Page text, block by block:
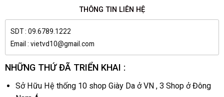
THÔNG TIN LIÊN HỆ
SDT : 09.6789.1222
Email : vietvd10@gmail.com
NHỮNG THỨ ĐÃ TRIỂN KHAI :
Sở Hữu Hệ thống 10 shop Giày Da ở VN , 3 Shop ở Đông